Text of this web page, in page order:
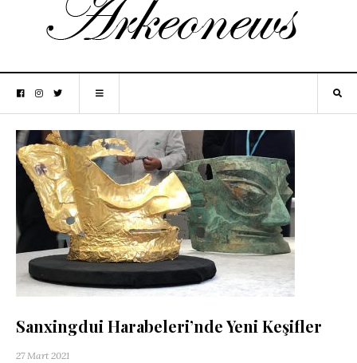
Sanxingdui Harabeleri’nde Yeni Keşifler
27 Mart 2021